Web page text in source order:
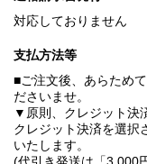
対応しておりません
支払方法等
■ご注文後、あらため
ださいませ。
▼原則、クレジット決
クレジット決済を選択
いたします。
(代引き発送は「3,000